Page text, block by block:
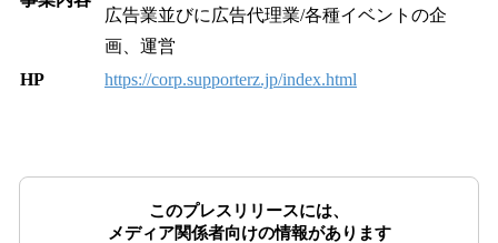
広告業並びに広告代理業/各種イベントの企
画、運営
HP
https://corp.supporterz.jp/index.html
このプレスリリースには、
メディア関係者向けの情報があります